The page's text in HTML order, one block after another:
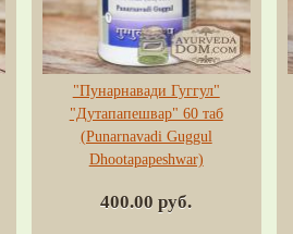
"Пунарнавади Гуггул"
"Дутапапешвар" 60 таб
(Punarnavadi Guggul
Dhootapapeshwar)
400.00 руб.